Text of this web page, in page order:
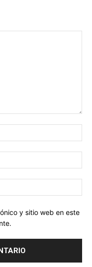
y sitio web en este